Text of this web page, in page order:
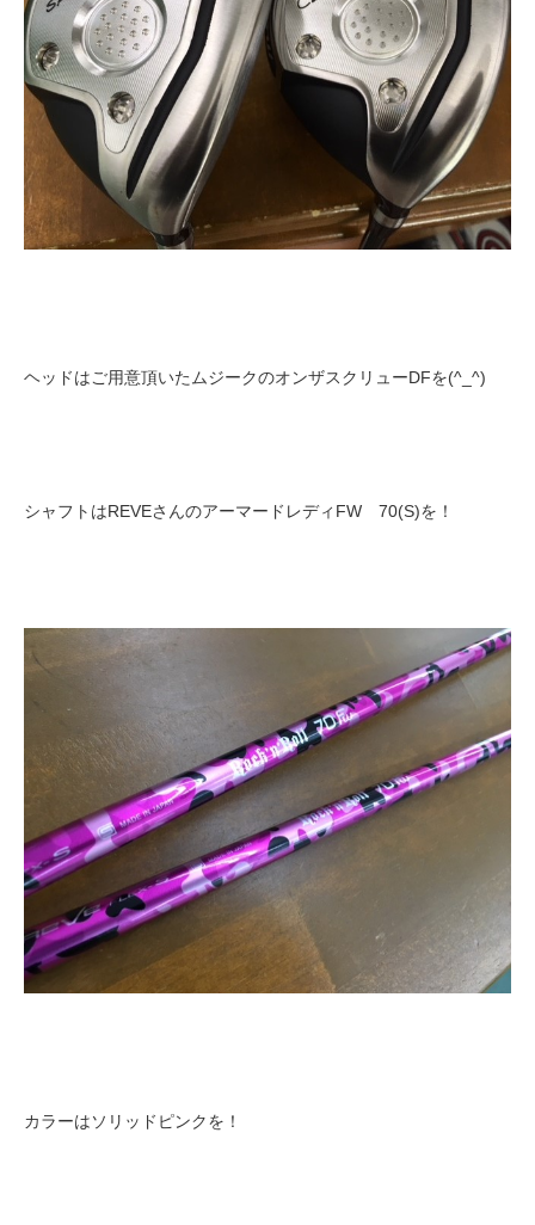
ヘッドはご用意頂いたムジークのオンザスクリューDFを(^_^)
シャフトはREVEさんのアーマードレディFW 70(S)を！
カラーはソリッドピンクを！